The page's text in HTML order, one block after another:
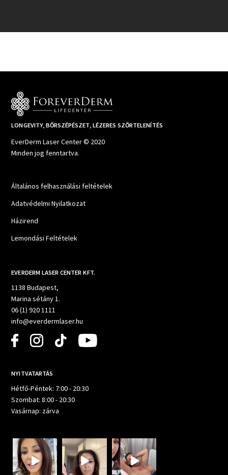
LONGEVITY, BŐRSZÉPÉSZET, LÉZERES SZŐRTELENÍTÉS
EverDerm Laser Center © 2020
Minden jog fenntartva.
Általános felhasználási feltételek
Adatvédelmi Nyilatkozat
Házirend
Lemondási Feltételek
EVERDERM LASER CENTER KFT.
1138 Budapest,
Marina sétány 1.
06 (1) 920 1111
info@everdermlaser.hu
NYITVATARTÁS
Hétfő-Péntek: 7:00 - 20:30
Szombat: 8:00 - 20:30
Vasárnap: zárva